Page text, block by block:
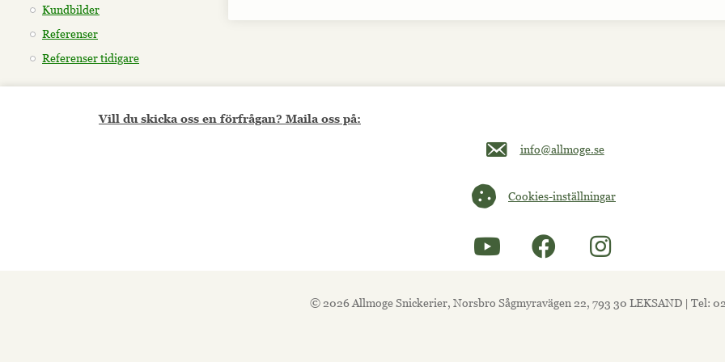
Kundbilder
Referenser
Referenser tidigare
Vill du skicka oss en förfrågan? Maila oss på:
Maila oss på info@allmoge.se
info@allmoge.se
Cookies-inställningar
Cookies-inställningar
© 2026 Allmoge Snickerier, Norsbro Sågmyravägen 22, 793 30 LEKSAND | Tel: